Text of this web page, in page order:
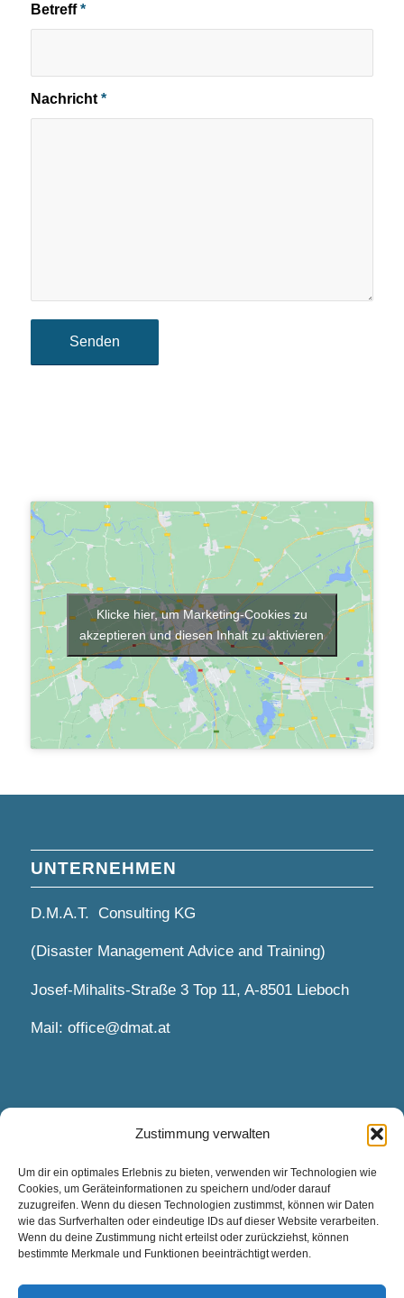
Zustimmung verwalten
Um dir ein optimales Erlebnis zu bieten, verwenden wir Technologien wie
Cookies, um Geräteinformationen zu speichern und/oder darauf
zuzugreifen. Wenn du diesen Technologien zustimmst, können wir Daten
wie das Surfverhalten oder eindeutige IDs auf dieser Website verarbeiten.
Wenn du deine Zustimmung nicht erteilst oder zurückziehst, können
bestimmte Merkmale und Funktionen beeinträchtigt werden.
Betreff*
Nachricht *
Klicke hier, um Marketing-Cookies zu
akzeptieren und diesen Inhalt zu aktivieren
UNTERNEHMEN
D.M.A.T. Consulting KG
(Disaster Management Advice and Training)
Josef-Mihalits-Straße 3 Top 11, A-8501 Lieboch
Mail: office@dmat.at
Termine nach Vereinbarung.
Kontakt via Kontaktformular und Mail
Kontaktieren Sie uns